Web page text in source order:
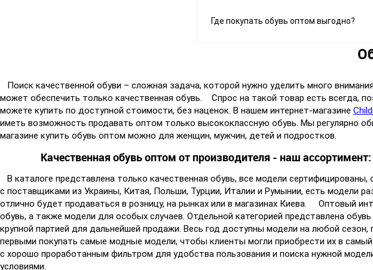
Где покупать обувь оптом выгодно?
Поиск качественной обуви – сложная задача, которой нужно уделить много
может обеспечить только качественная обувь. Спрос на такой товар есть всегда,
можете купить по доступной стоимости, без наценок. В нашем интернет-магазине
иметь возможность продавать оптом только высококлассную обувь. Мы регулярно
магазине купить обувь оптом можно для женщин, мужчин, детей и подростков.
Качественная обувь оптом от производителя - наш ассортимент:
В каталоге представлена только качественная обувь, все модели
с поставщиками из Украины, Китая, Польши, Турции, Италии и Румынии, есть модели
отлично будет продаваться в розницу, на рынках или в магазинах Киева. Оптовый
обувь, а также модели для особых случаев. Отдельной категорией представлена
крупной партией для дальнейшей продажи. Весь год доступны модели на любой
первыми покупать самые модные модели, чтобы клиенты могли приобрести их в
с хорошо проработанным фильтром для удобства пользования и поиска нужной
условиями.